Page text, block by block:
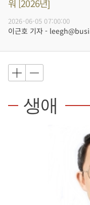
워 [2026년]
2026-06-05 07:00:00
이근호 기자 -
생애